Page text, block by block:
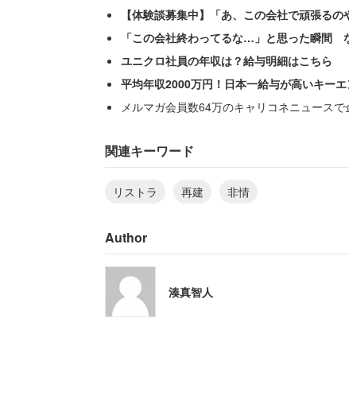
男性らの尽力もあり、会社はどうにか
同時期に破綻した同業他社を吸収合併
のは非情な通告だった。
再建に尽力した男性に対し、会社はリ
のだ。しかも、その後の職場環境は屈
「それから60歳まで5年間勤めた。上司
吸収した会社の人間や、かつての部下
もあったことだろう。それでも定年ま
【体験談募集中】「あ、この会社で頑張る
「この会社終わってるな…」と思った瞬間
ユニクロ社員の年収は？給与明細はこちら
平均年収2000万円！日本一給与が高いキーエ
メルマガ会員数64万のキャリコネニュース
関連キーワード
リストラ 再建 非情
Author
湊真智人